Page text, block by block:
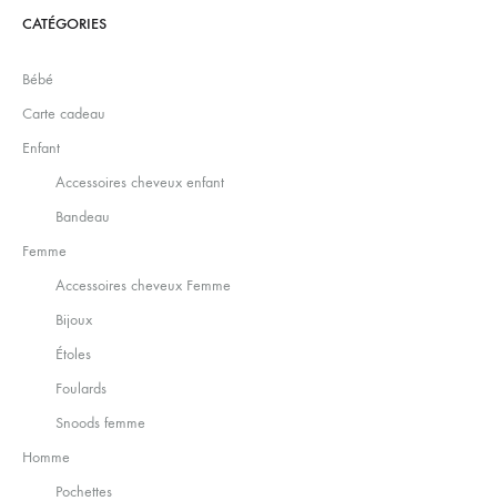
CATÉGORIES
Bébé
Carte cadeau
Enfant
Accessoires cheveux enfant
Bandeau
Femme
Accessoires cheveux Femme
Bijoux
Étoles
Foulards
Snoods femme
Homme
Pochettes